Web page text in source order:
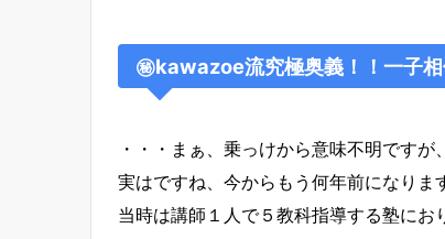
㊙kawazoe流究極奥義！！一子相
・・・まぁ、乗っけから意味不明ですが、
実はですね、今からもう何年前になりま
当時は講師１人で５教科指導する塾にお